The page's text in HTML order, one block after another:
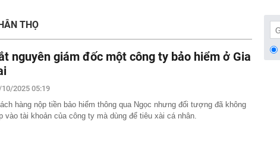
nhất 100%
gia tâm linh Xuân Trường
ra một tín hiệu quan trọng cho thấy VN-Index sắp bước
vọt lên cao nhất 2 tháng, chuyên gia nói gì?
mét xuống đáy biển, phát hiện mỏ dầu khí trữ lượng
khơi Việt Nam
giao dịch chuyển khoản 35 triệu đồng tới tài khoản
1984, thanh niên SN 2000 được mời tới làm việc
chú ý: Từ 16/10, sân bay có thể mở vali để kiểm tra
THỌ
nguyên giám đốc một công ty bảo hiểm ở Gia
2025 05:19
hàng nộp tiền bảo hiểm thông qua Ngọc nhưng đối tượng đã không
vào tài khoản của công ty mà dùng để tiêu xài cá nhân.